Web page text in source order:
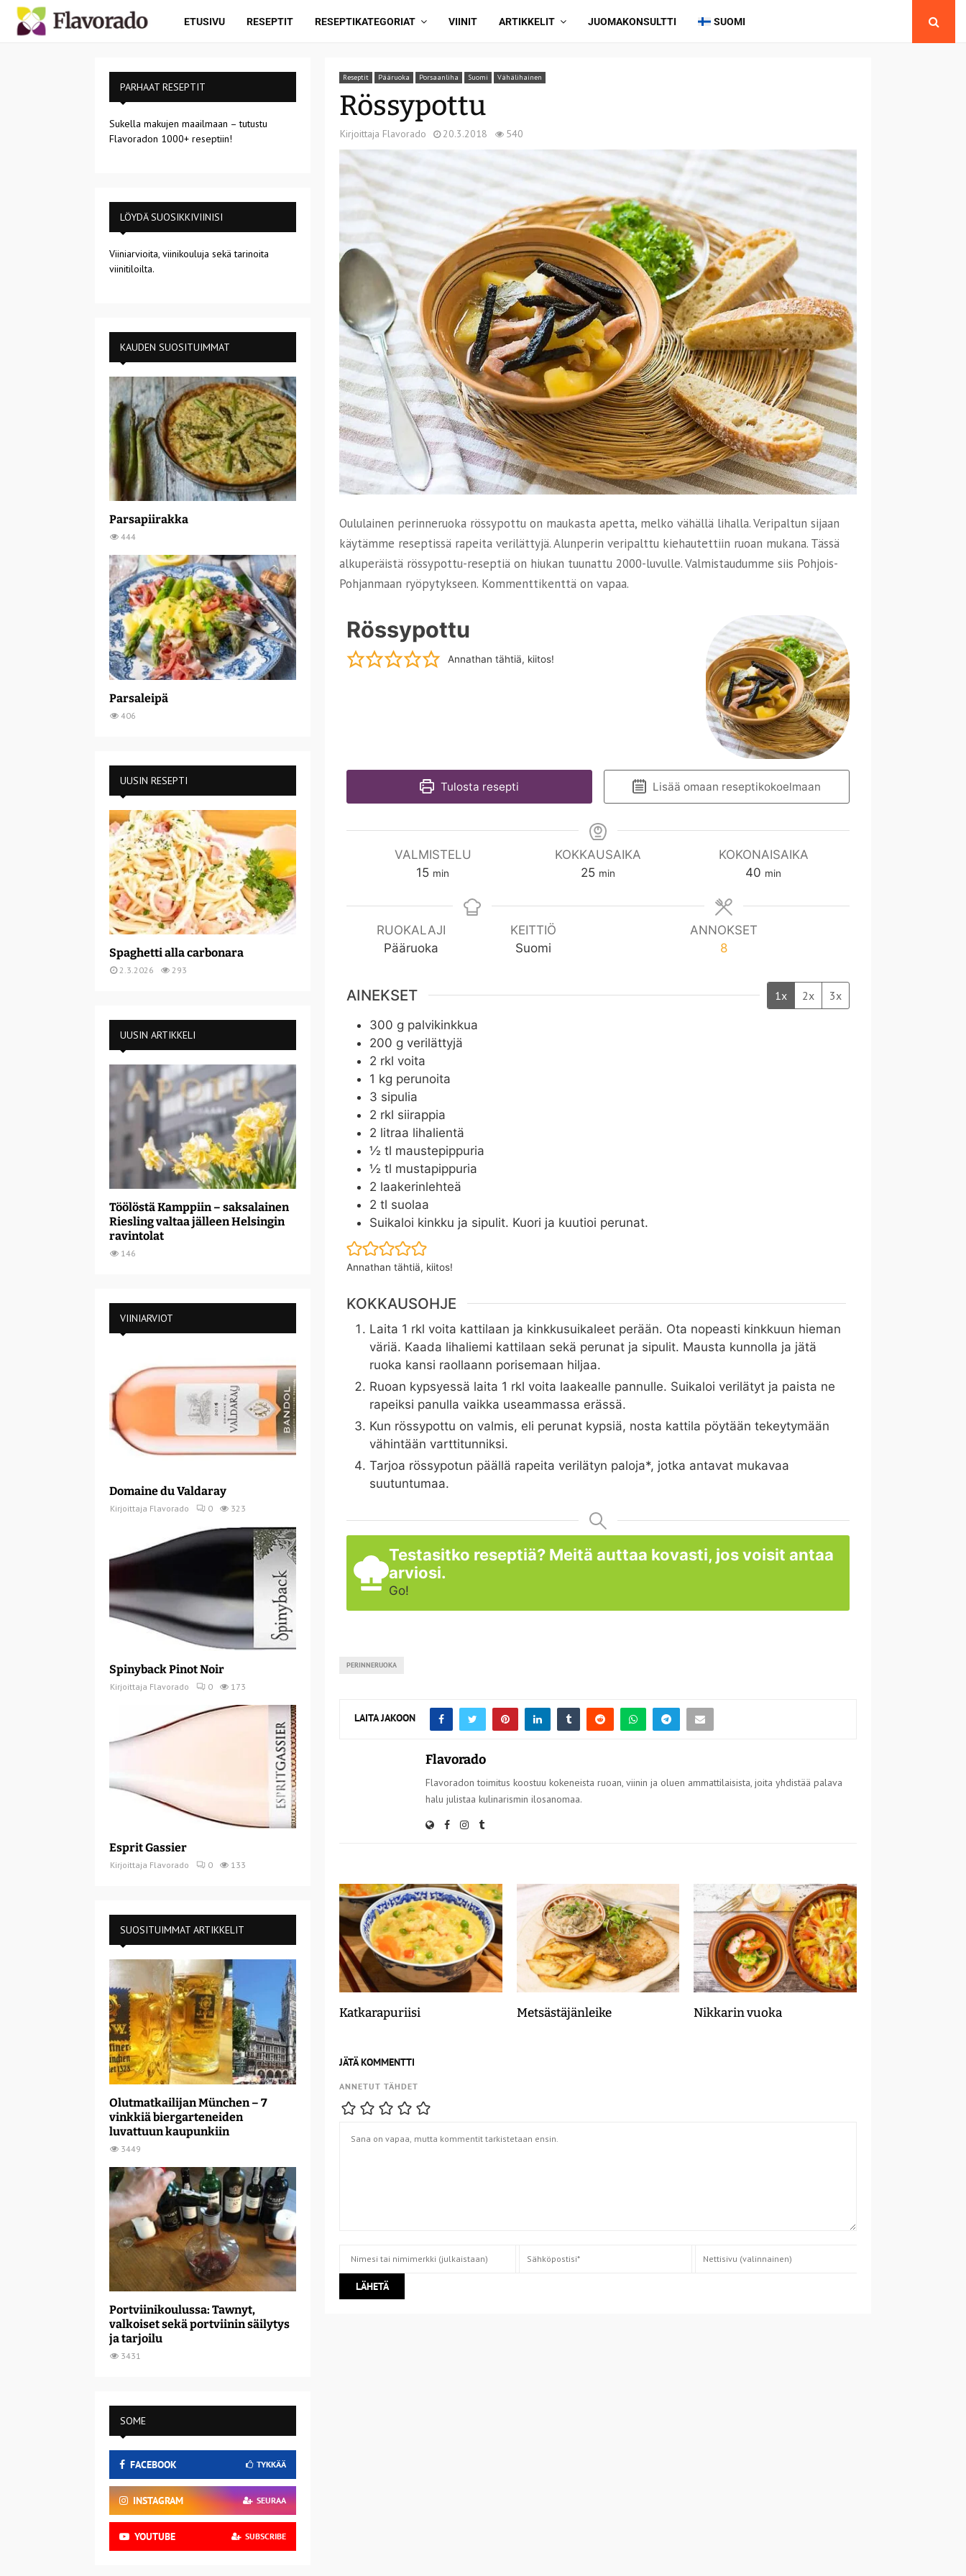
ETUSIVU RESEPTIT RESEPTIKATEGORIAT VIINIT ARTIKKELIT JUOMAKONSULTTI SUOMI
Reseptit Pääruoka Porsaanliha Suomi Vähälihainen
Rössypottu
Kirjoittaja Flavorado 20.3.2018 540
Oululainen perinneruoka rössypottu on maukasta apetta, melko vähällä lihalla. Veripaltun sijaan
käytämme reseptissä rapeita verilättyjä.Alunperin veripalttu kiehautettiin ruoan mukana. Tässä
alkuperäistä rössypottu-reseptiä on hiukan tuunattu 2000-luvulle. Valmistaudumme siis Pohjois-
Pohjanmaan ryöpytykseen. Kommenttikenttä on vapaa.
Rössypottu
Annathan tähtiä, kiitos!
Tulosta resepti Lisää omaan reseptikokoelmaan
VALMISTELU
15m
n
min
KOKKAUSAIKA
25m
n
min
KOKONAISAIKA
40 m
n
min
RUOKALAJI
Pääruoka
KEITTIÖ
Suomi
ANNOKSET
8
AINEKSET 1x 2x 3x
300 g palvikinkkua
200 g verilättyjä
2 rkl voita
1 kg perunoita
3 sipulia
2 rkl siirappia
2 litraa lihalientä
½ tl maustepippuria
½ tl mustapippuria
2 laakerinlehteä
2 tl suolaa
Suikaloi kinkku ja sipulit. Kuori ja kuutioi perunat.
Annathan tähtiä, kiitos!
KOKKAUSOHJE
Laita 1 rkl voita kattilaan ja kinkkusuikaleet perään. Ota nopeasti kinkkuun hieman
väriä. Kaada lihaliemi kattilaan sekä perunat ja sipulit. Mausta kunnolla ja jätä
ruoka kansi raollaann porisemaan hiljaa.
Ruoan kypsyessä laita 1 rkl voita laakealle pannulle. Suikaloi verilätyt ja paista ne
rapeiksi panulla vaikka useammassa erässä.
Kun rössypottu on valmis, eli perunat kypsiä, nosta kattila pöytään tekeytymään
vähintään varttitunniksi.
Tarjoa rössypotun päällä rapeita verilätyn paloja*, jotka antavat mukavaa
suutuntumaa.
Testasitko reseptiä? Meitä auttaa kovasti, jos voisit antaa
arviosi.
Go!
PERINNERUOKA
LAITA JAKOON
Flavorado
Flavoradon toimitus koostuu kokeneista ruoan, viinin ja oluen ammattilaisista, joita yhdistää palava
halu julistaa kulinarismin ilosanomaa.
Katkarapuriisi Metsästäjänleike Nikkarin vuoka
JÄTÄ KOMMENTTI
ANNETUT TÄHDET
PARHAAT RESEPTIT
Sukella makujen maailmaan – tutustu
Flavoradon 1000+ reseptiin!
LÖYDÄ SUOSIKKIVIINISI
Viiniarvioita, viinikouluja sekä tarinoita
viinitiloilta.
KAUDEN SUOSITUIMMAT
Parsapiirakka
444
Parsaleipä
406
UUSIN RESEPTI
Spaghetti alla carbonara
2.3.2026 293
UUSIN ARTIKKELI
Töölöstä Kamppiin – saksalainen
Riesling valtaa jälleen Helsingin
ravintolat
146
VIINIARVIOT
Domaine du Valdaray
Kirjoittaja Flavorado 0 323
Spinyback Pinot Noir
Kirjoittaja Flavorado 0 173
Esprit Gassier
Kirjoittaja Flavorado 0 133
SUOSITUIMMAT ARTIKKELIT
Olutmatkailijan München – 7
vinkkiä biergarteneiden
luvattuun kaupunkiin
3449
Portviinikoulussa: Tawnyt,
valkoiset sekä portviinin säilytys
ja tarjoilu
3431
SOME
FACEBOOK TYKKÄÄ
INSTAGRAM SEURAA
YOUTUBE SUBSCRIBE